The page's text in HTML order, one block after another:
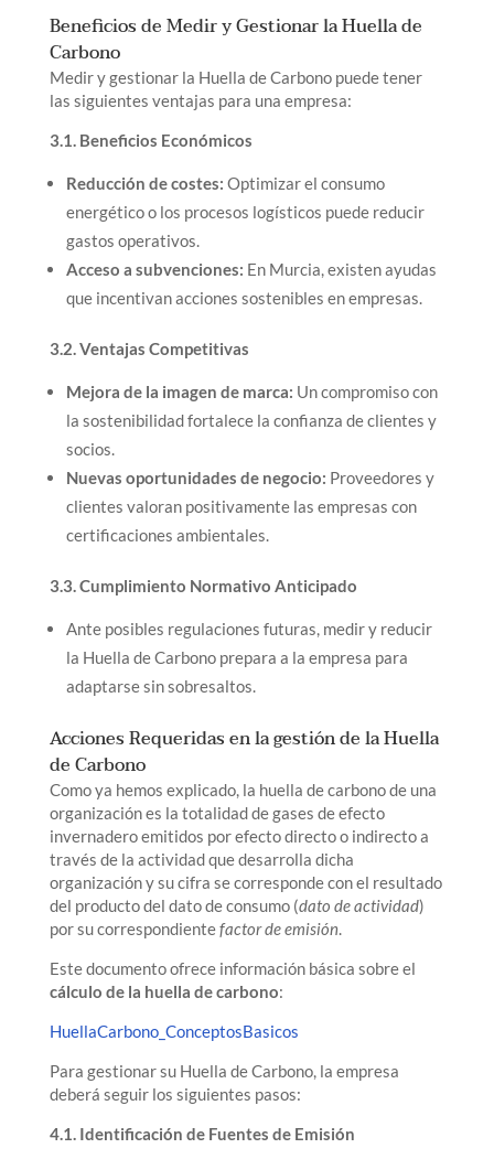
Beneficios de Medir y Gestionar la Huella de
Carbono
Medir y gestionar la Huella de Carbono puede tener
las siguientes ventajas para una empresa:
3.1. Beneficios Económicos
Reducción de costes: Optimizar el consumo
energético o los procesos logísticos puede reducir
gastos operativos.
Acceso a subvenciones: En Murcia, existen ayudas
que incentivan acciones sostenibles en empresas.
3.2. Ventajas Competitivas
Mejora de la imagen de marca: Un compromiso con
la sostenibilidad fortalece la confianza de clientes y
socios.
Nuevas oportunidades de negocio: Proveedores y
clientes valoran positivamente las empresas con
certificaciones ambientales.
3.3. Cumplimiento Normativo Anticipado
Ante posibles regulaciones futuras, medir y reducir
la Huella de Carbono prepara a la empresa para
adaptarse sin sobresaltos.
Acciones Requeridas en la gestión de la Huella
de Carbono
Como ya hemos explicado, la huella de carbono de una
organización es la totalidad de gases de efecto
invernadero emitidos por efecto directo o indirecto a
través de la actividad que desarrolla dicha
organización y su cifra se corresponde con el resultado
del producto del dato de consumo (dato de actividad)
por su correspondientefactor de emisión.
Este documento ofrece información básica sobre el
cálculo de la huella de carbono:
HuellaCarbono_ConceptosBasicos
Para gestionar su Huella de Carbono, la empresa
deberá seguir los siguientes pasos:
4.1. Identificación de Fuentes de Emisión